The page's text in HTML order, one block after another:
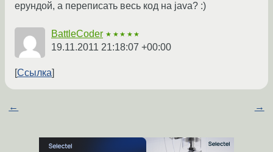
ерундой, а переписать весь код на java? :)
BattleCoder ★★★★★
19.11.2011 21:18:07 +00:00
Ссылка
← →